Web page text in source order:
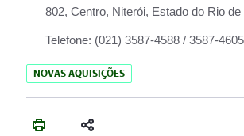
802, Centro, Niterói, Estado do Rio de
Telefone: (021) 3587-4588 / 3587-
NOVAS AQUISIÇÕES